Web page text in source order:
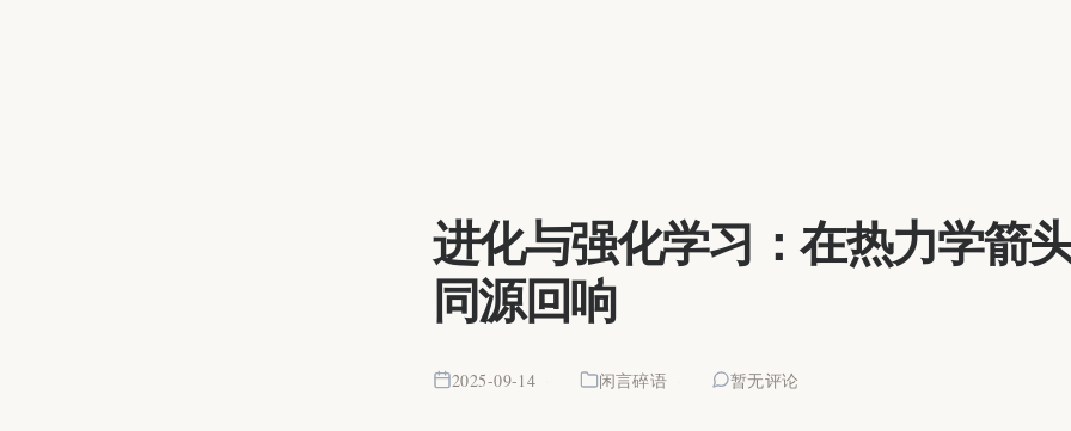
进化与强化学习：在热力学箭
同源回响
2025-09-14 闲言碎语 暂无评论